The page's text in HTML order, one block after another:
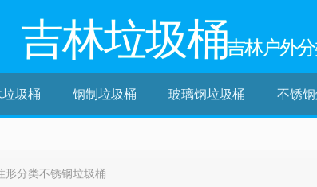
吉林垃圾桶吉林户外
圾桶 钢制垃圾桶 玻璃钢垃圾桶 不锈
形分类不锈钢垃圾桶